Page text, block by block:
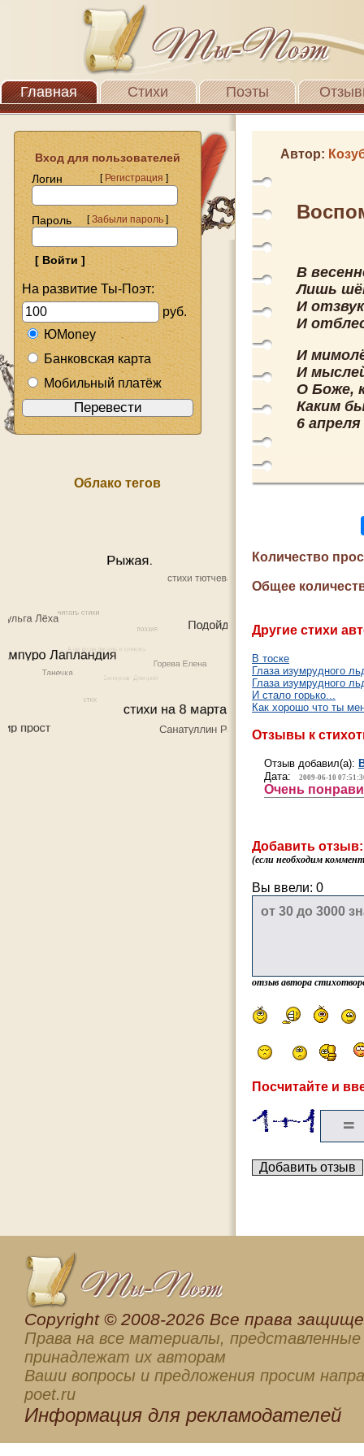
Главная Стихи Поэты
Вход для пользователей
Логин
[Регистрация]
Пароль [Забыли пароль]
На развитие Ты-Поэт:
руб.
ЮMoney
Банковская карта
Мобильный платёж
Облако тегов
Автор:
В
Лишь
И
И
И
И
О Боже,
Каким
6 апреля
Количество
Общее
Другие стихи
В тоске
Глаза изумрудного
Глаза изумрудного
И стало горько...
Как хорошо что ты
Отзывы к
Отзыв добавил(а):
Дата:
2009-06-10
Очень
Добавить отзыв:
(если необходим
Вы ввели: 0
отзыв автора
Посчитайте и
Сopyright © 2008-2026 Все права
Права на все материалы, представленные
принадлежат их авторам
Ваши вопросы и предложения просим
poet.ru
Информация для рекламодателей